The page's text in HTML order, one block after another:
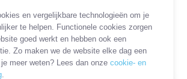
en vergelijkbare technologieën om je
te helpen. Functionele cookies zorgen
goed werkt en hebben ook een
Zo maken we de website elke dag een
meer weten? Lees dan onzecookie- en
Lightning - USB2.0
SORTEER OP